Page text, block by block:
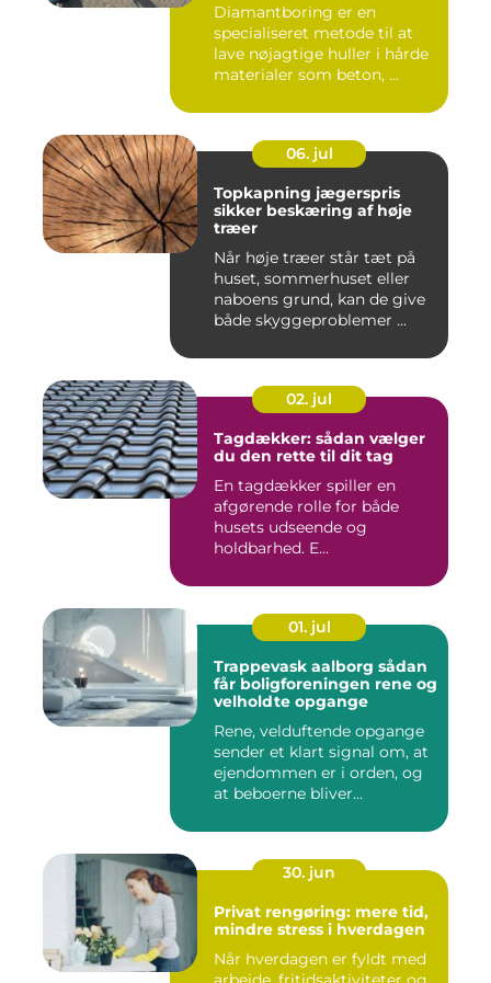
Diamantboring er en
specialiseret metode til at
lave nøjagtige huller i hårde
materialer som beton, ...
06. jul
Topkapning jægerspris
sikker beskæring af høje
træer
Når høje træer står tæt på
huset, sommerhuset eller
naboens grund, kan de give
både skyggeproblemer ...
02. jul
Tagdækker: sådan vælger
du den rette til dit tag
En tagdækker spiller en
afgørende rolle for både
husets udseende og
holdbarhed. E...
01. jul
Trappevask aalborg sådan
får boligforeningen rene og
velholdte opgange
Rene, velduftende opgange
sender et klart signal om, at
ejendommen er i orden, og
at beboerne bliver...
30. jun
Privat rengøring: mere tid,
mindre stress i hverdagen
Når hverdagen er fyldt med